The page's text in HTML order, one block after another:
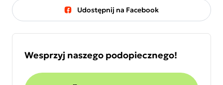
Udostępnij na Facebook
Wesprzyj naszego podopiecznego!